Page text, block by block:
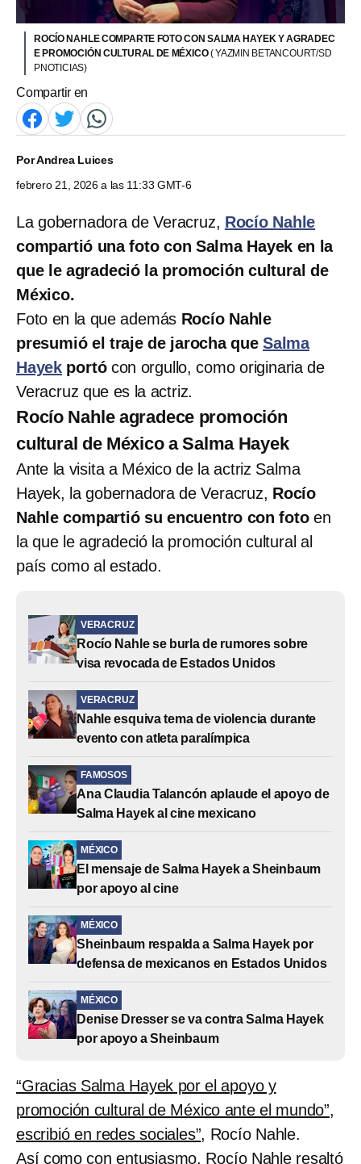
ROCÍO NAHLE COMPARTE FOTO CON SALMA HAYEK Y AGRADEC
E PROMOCIÓN CULTURAL DE MÉXICO( YAZMIN BETANCOURT/SD
PNOTICIAS)
Compartir en
PorAndrea Luices
febrero 21, 2026 a las 11:33 GMT-6
La gobernadora de Veracruz, Rocío Nahle
compartió una foto con Salma Hayek en la
que le agradeció la promoción cultural de
México.
Foto en la que además Rocío Nahle
presumió el traje de jarocha que Salma
Hayek portó con orgullo, como originaria de
Veracruz que es la actriz.
Rocío Nahle agradece promoción
cultural de México a Salma Hayek
Ante la visita a México de la actriz Salma
Hayek, la gobernadora de Veracruz, Rocío
Nahle compartió su encuentro con fotoen
la que le agradeció la promoción cultural al
país como al estado.
VERACRUZ
Rocío Nahle se burla de rumores sobre
visa revocada de Estados Unidos
VERACRUZ
Nahle esquiva tema de violencia durante
evento con atleta paralímpica
FAMOSOS
Ana Claudia Talancón aplaude el apoyo de
Salma Hayek al cine mexicano
MÉXICO
El mensaje de Salma Hayek a Sheinbaum
por apoyo al cine
MÉXICO
Sheinbaum respalda a Salma Hayek por
defensa de mexicanos en Estados Unidos
MÉXICO
Denise Dresser se va contra Salma Hayek
por apoyo a Sheinbaum
“Gracias Salma Hayek por el apoyo y
promoción cultural de México ante el mundo”,
escribió en redes sociales”, Rocío Nahle.
Así como con entusiasmo, Rocío Nahle resaltó